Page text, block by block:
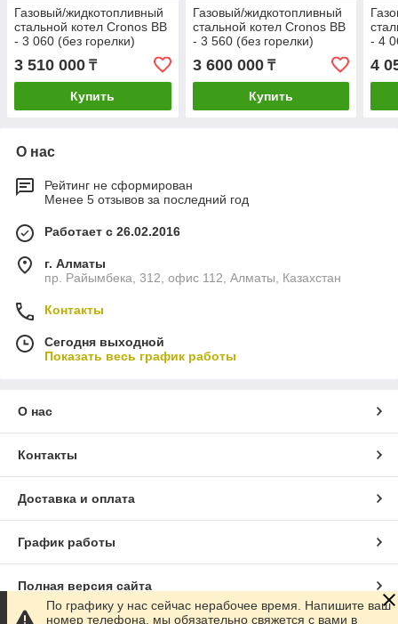
Газовый/жидкотопливный
стальной котел Cronos BB
- 3 060 (без горелки)
3 510 000 ₸
Купить
Газовый/жидкотопливный
стальной котел Cronos BB
- 3 560 (без горелки)
3 600 000₸
Купить
- 4
4
О нас
Рейтинг не сформирован
Менее 5 отзывов за последний год
Работает с 26.02.2016
г. Алматы
пр. Райымбека, 312, офис 112, Алматы, Казахстан
Контакты
Сегодня выходной
Показать весь график работы
О нас
Контакты
Доставка и оплата
График работы
Полная версия сайта
По графику у нас сейчас нерабочее время. Напишите ваш
номер телефона, мы обязательно свяжется с вами в